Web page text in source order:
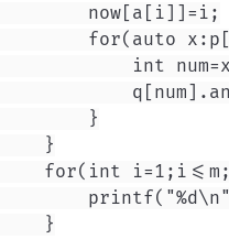
        now[a[i]]=i;
for(auto
int
        }
    }
for(int
    }